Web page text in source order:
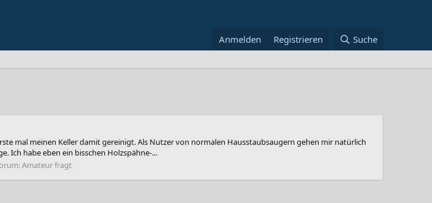
Anmelden Registrieren Suche
mal meinen Keller damit gereinigt. Als Nutzer von normalen Hausstaubsaugern gehen mir natürlich
Ich habe eben ein bisschen Holzspähne-...
Amateur fragt